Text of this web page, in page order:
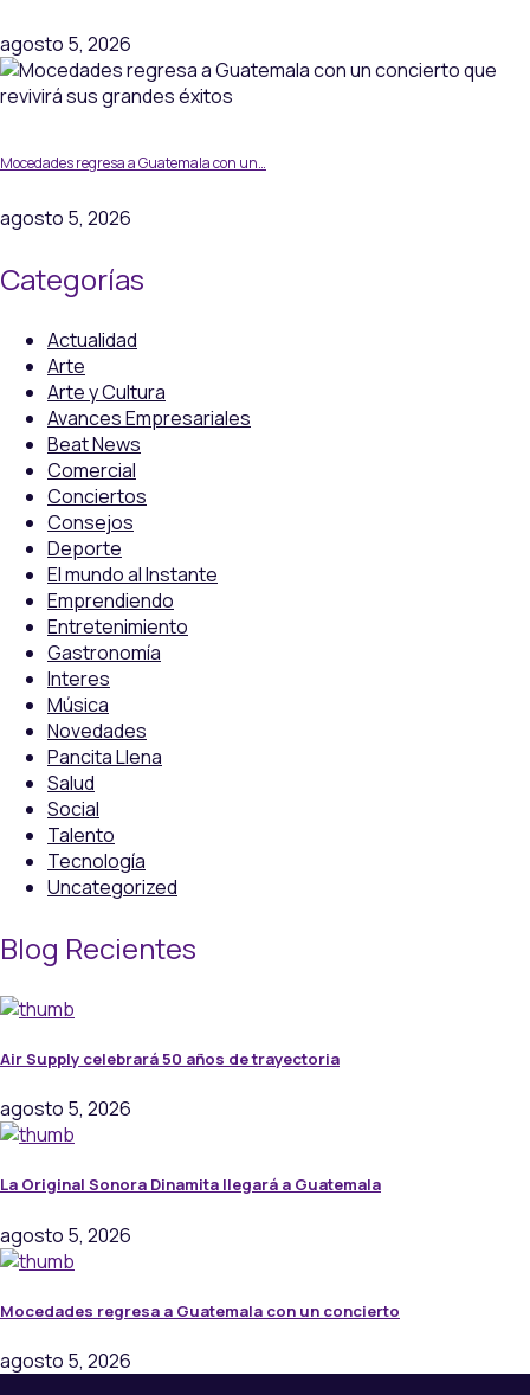
agosto 5, 2026
Mocedades regresa a Guatemala con un…
agosto 5, 2026
Categorías
Actualidad
Arte
Arte y Cultura
Avances Empresariales
Beat News
Comercial
Conciertos
Consejos
Deporte
El mundo al Instante
Emprendiendo
Entretenimiento
Gastronomía
Interes
Música
Novedades
Pancita Llena
Salud
Social
Talento
Tecnología
Uncategorized
Blog Recientes
Air Supply celebrará 50 años de trayectoria
agosto 5, 2026
La Original Sonora Dinamita llegará a Guatemala
agosto 5, 2026
Mocedades regresa a Guatemala con un concierto
agosto 5, 2026